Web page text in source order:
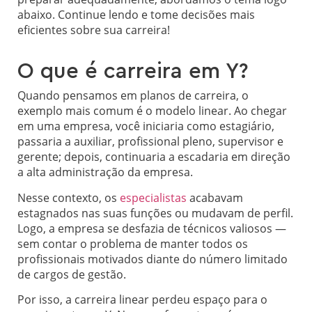
abaixo. Continue lendo e tome decisões mais
eficientes sobre sua carreira!
O que é carreira em Y?
Quando pensamos em planos de carreira, o
exemplo mais comum é o modelo linear. Ao chegar
em uma empresa, você iniciaria como estagiário,
passaria a auxiliar, profissional pleno, supervisor e
gerente; depois, continuaria a escadaria em direção
a alta administração da empresa.
Nesse contexto, os especialistas acabavam
estagnados nas suas funções ou mudavam de perfil.
Logo, a empresa se desfazia de técnicos valiosos —
sem contar o problema de manter todos os
profissionais motivados diante do número limitado
de cargos de gestão.
Por isso, a carreira linear perdeu espaço para o